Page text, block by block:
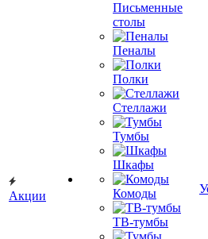
Акции
Письменные
столы
Пеналы
Полки
Стеллажи
Тумбы
Шкафы
Комоды
ТВ-тумбы